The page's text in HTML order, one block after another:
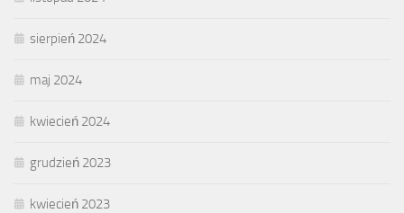
sierpień 2024
maj 2024
kwiecień 2024
grudzień 2023
kwiecień 2023